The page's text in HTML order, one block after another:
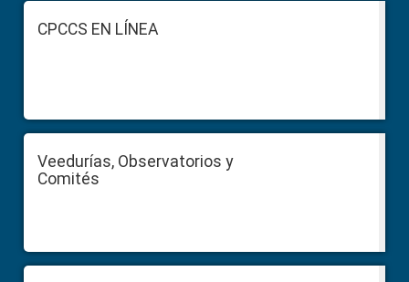
Sidebar
FooterCPCCS EN LÍNEA
Veedurías, Observatorios y
Comités